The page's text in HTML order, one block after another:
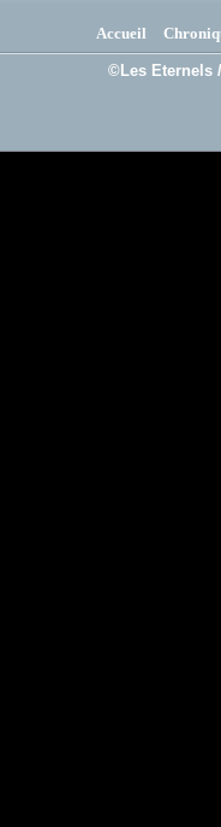
Accueil
©Les Eternels